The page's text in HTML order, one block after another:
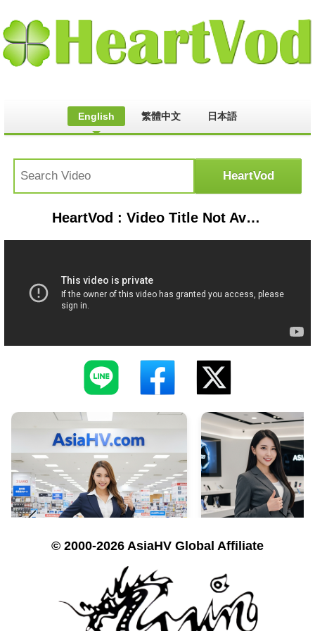
English 繁體中文 日本語
HeartVod : Video Title Not Available
© 2000-2026 AsiaHV Global Affiliate